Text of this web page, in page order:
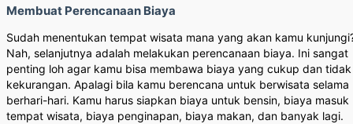
Membuat Perencanaan Biaya
Sudah menentukan tempat wisata mana yang akan kamu
Nah, selanjutnya adalah melakukan perencanaan biaya. Ini sangat
penting loh agar kamu bisa membawa biaya yang cukup dan tidak
kekurangan. Apalagi bila kamu berencana untuk berwisata selama
berhari-hari. Kamu harus siapkan biaya untuk bensin, biaya masuk
tempat wisata, biaya penginapan, biaya makan, dan banyak lagi.